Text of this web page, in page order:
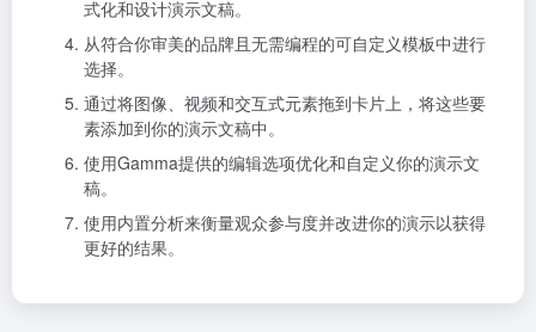
式化和设计演示文稿。
从符合你审美的品牌且无需编程的可自定义模板中进行
选择。
通过将图像、视频和交互式元素拖到卡片上，将这些要
素添加到你的演示文稿中。
使用Gamma提供的编辑选项优化和自定义你的演示文
稿。
使用内置分析来衡量观众参与度并改进你的演示以获得
更好的结果。